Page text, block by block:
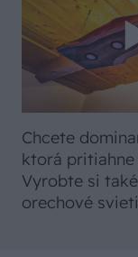
Chcete
ktorá pritiahne
Vyrobte si
orechové